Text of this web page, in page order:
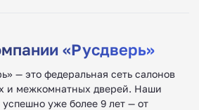
«Русдверь»
— это федеральная сеть салонов
и межкомнатных дверей. Наши
уже более 9 лет — от